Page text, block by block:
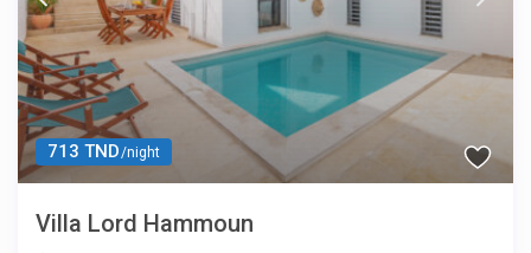
713 TND/night
Villa Lord Hammoun